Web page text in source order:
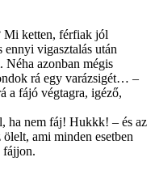
Mi ketten, férfiak jól
ennyi vigasztalás után
Néha azonban mégis
rá egy varázsigét… –
a fájó végtagra, igéző,
ha nem fáj! Hukkk! – és az
ami minden esetben
fájjon.